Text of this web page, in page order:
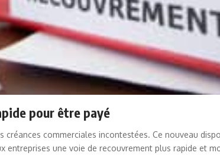
pour être payé
commerciales incontestées. Ce nouveau
une voie de recouvrement plus rapide et